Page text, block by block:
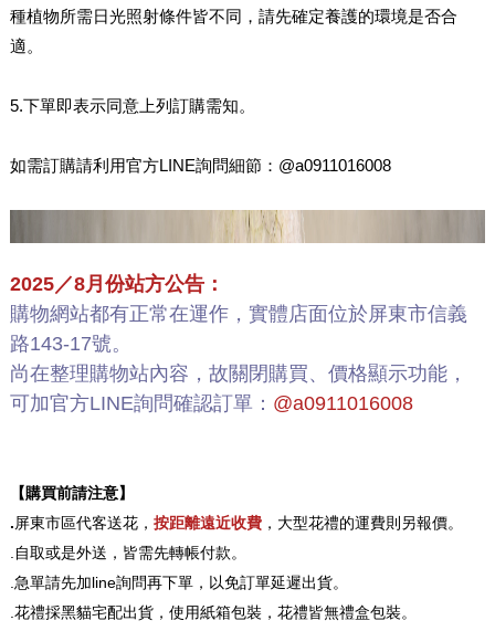
種植物所需日光照射條件皆不同，請先確定養護的環境是否合
適。
5.下單即表示同意上列訂購需知。
如需訂購請利用官方LINE詢問細節：@a0911016008
2025／8月份站方公告：
購物網站都有正常在運作，實體店面位於屏東市信義
路143-17號。
尚在整理購物站內容，故關閉購買、價格顯示功能，
可加官方LINE詢問確認訂單： @a0911016008
【購買前請注意】
.屏東市區代客送花， 按距離遠近收費，大型花禮的運費則另報價。
.自取或是外送，皆需先轉帳付款。
.急單請先加line詢問再下單，以免訂單延遲出貨。
.花禮採黑貓宅配出貨，使用紙箱包裝，花禮皆無禮盒包裝。